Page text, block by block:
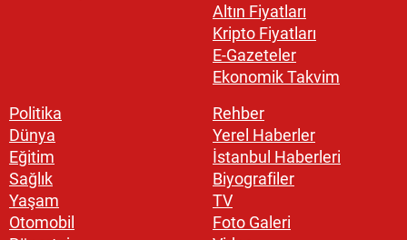
Altın Fiyatları
Kripto Fiyatları
E-Gazeteler
Ekonomik Takvim
Politika
Dünya
Eğitim
Sağlık
Yaşam
Otomobil
Rehber
Yerel Haberler
İstanbul Haberleri
Biyografiler
TV
Foto Galeri